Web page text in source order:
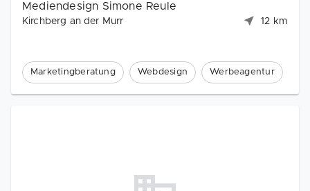
Mediendesign Simone Reule
Kirchberg an der Murr 12 km
Marketingberatung Webdesign Werbeagentur